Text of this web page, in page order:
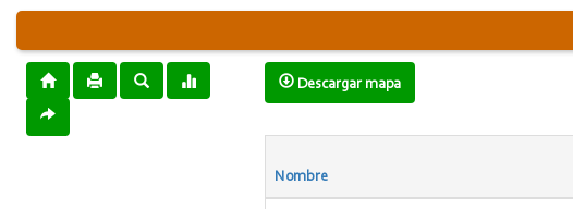
Descargar mapa
Nombre